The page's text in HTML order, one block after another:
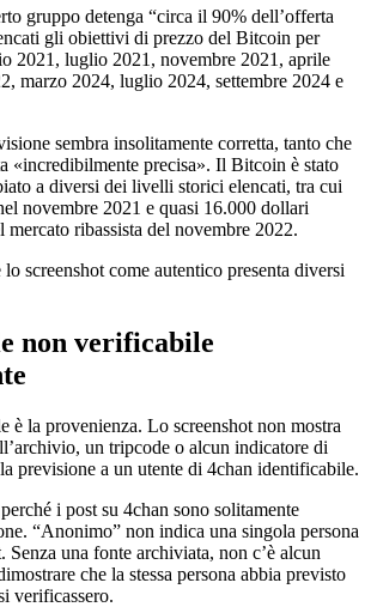
gruppo detenga “circa il 90% dell’offerta
gli obiettivi di prezzo del Bitcoin per
2021, luglio 2021, novembre 2021, aprile
marzo 2024, luglio 2024, settembre 2024 e
sembra insolitamente corretta, tanto che
«incredibilmente precisa». Il Bitcoin è stato
a diversi dei livelli storici elencati, tra cui
novembre 2021 e quasi 16.000 dollari
ribassista del novembre 2022.
screenshot come autentico presenta diversi
non verificabile
è la provenienza. Lo screenshot non mostra
un tripcode o alcun indicatore di
previsione a un utente di 4chan identificabile.
i post su 4chan sono solitamente
“Anonimo” non indica una singola persona
Senza una fonte archiviata, non c’è alcun
che la stessa persona abbia previsto
verificassero.